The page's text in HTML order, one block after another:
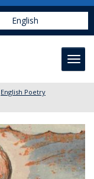
English
English Poetry